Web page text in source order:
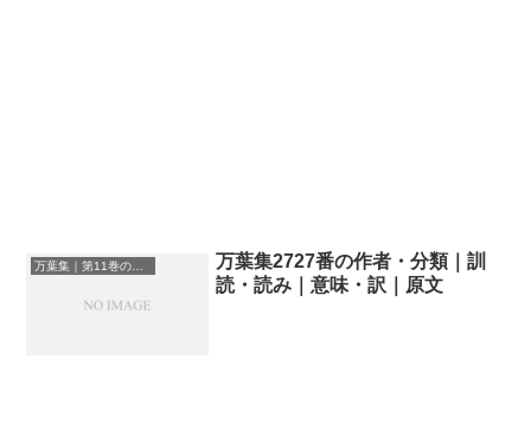
万葉集｜第11巻の和歌一覧
万葉集2727番の作者・分類｜訓
読・読み｜意味・訳｜原文